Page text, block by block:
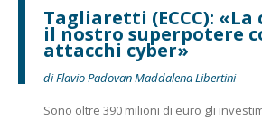
Tagliaretti (ECCC):
il nostro superpotere
attacchi cyber»
di Flavio Padovan Maddalena Libertini
Sono oltre 390 milioni di euro gli